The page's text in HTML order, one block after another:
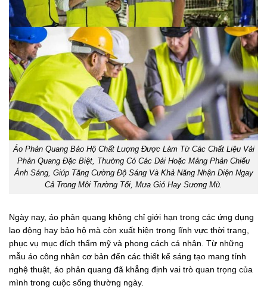
Áo Phản Quang Bảo Hộ Chất Lượng Được Làm Từ Các Chất Liệu Vải
Phản Quang Đặc Biệt, Thường Có Các Dải Hoặc Mảng Phản Chiếu
Ánh Sáng, Giúp Tăng Cường Độ Sáng Và Khả Năng Nhận Diện Ngay
Cả Trong Môi Trường Tối, Mưa Gió Hay Sương Mù.
Ngày nay, áo phản quang không chỉ giới hạn trong các ứng dụng
lao động hay bảo hộ mà còn xuất hiện trong lĩnh vực thời trang,
phục vụ mục đích thẩm mỹ và phong cách cá nhân. Từ những
mẫu áo công nhân cơ bản đến các thiết kế sáng tạo mang tính
nghệ thuật, áo phản quang đã khẳng định vai trò quan trọng của
mình trong cuộc sống thường ngày.